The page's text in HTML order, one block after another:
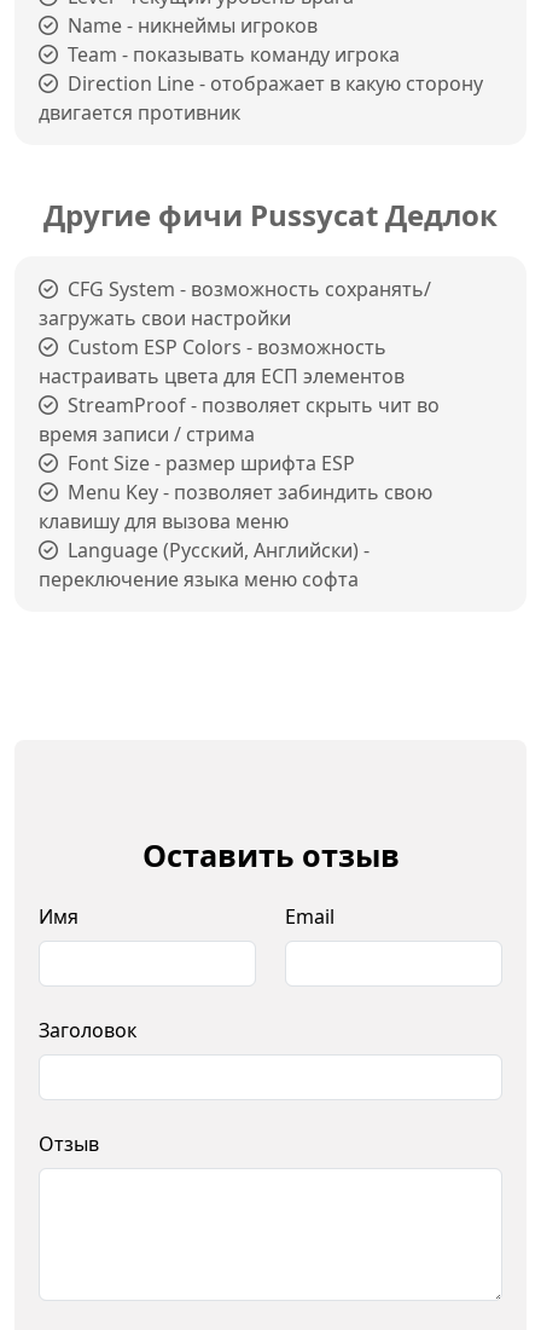
Name - никнеймы игроков
Team - показывать команду игрока
Direction Line - отображает в какую сторону
двигается противник
Другие фичи Pussycat Дедлок
CFG System - возможность сохранять/
загружать свои настройки
Custom ESP Colors - возможность
настраивать цвета для ЕСП элементов
StreamProof - позволяет скрыть чит во
время записи / стрима
Font Size - размер шрифта ESP
Menu Key - позволяет забиндить свою
клавишу для вызова меню
Language (Русский, Английски) -
переключение языка меню софта
Оставить отзыв
Имя Email
Заголовок
Отзыв